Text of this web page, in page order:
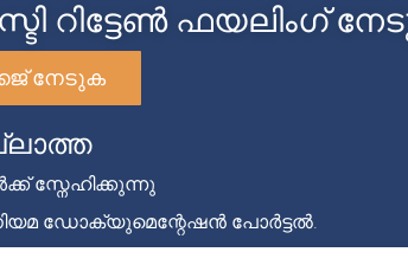
റിട്ടേൺ ഫയലിംഗ്
നേടുക
സ്നേഹിക്കുന്നു
ഡോക്യുമെന്റേഷൻ പോർട്ടൽ.